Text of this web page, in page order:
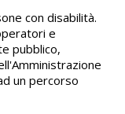
con disabilità.
e
pubblico,
un percorso